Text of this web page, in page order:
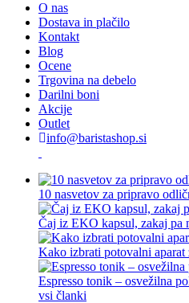
O nas
Dostava in plačilo
Kontakt
Blog
Ocene
Trgovina na debelo
Darilni boni
Akcije
Outlet
info@baristashop.si
10 nasvetov za pripravo
Čaj iz EKO kapsul, zakaj pa
Kako izbrati potovalni aparat
Espresso tonik – osvežilna
vsi članki